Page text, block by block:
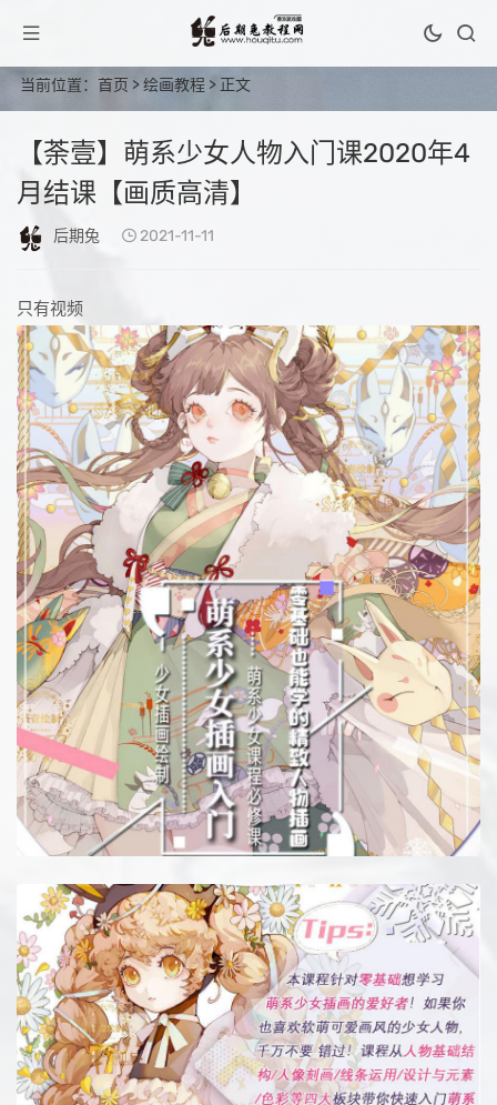
当前位置： 首页 >绘画教程 > 正文
【荼壹】萌系少女人物入门课2020年4
月结课【画质高清】
后期兔 2021-11-11
只有视频